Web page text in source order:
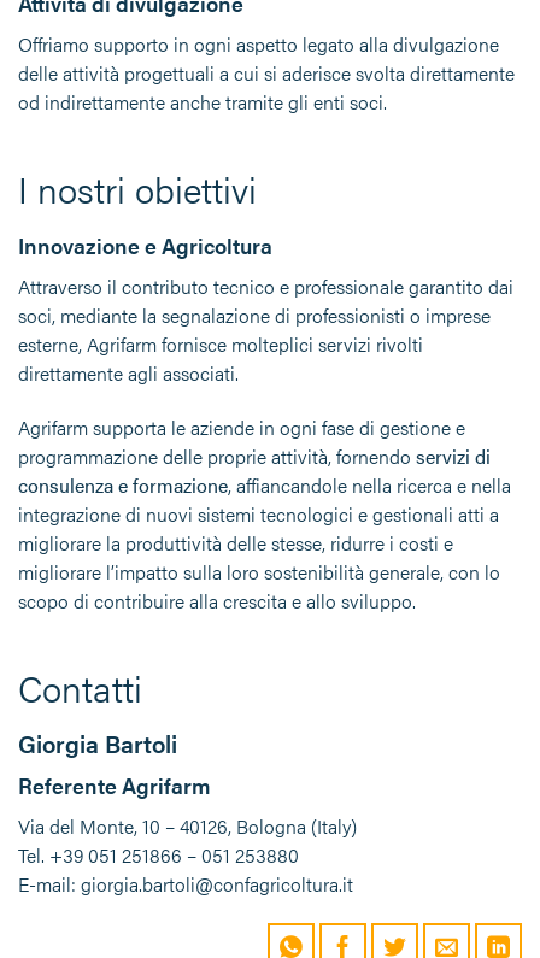
Offriamo supporto in ogni aspetto legato alla divulgazione
delle attività progettuali a cui si aderisce svolta direttamente
od indirettamente anche tramite gli enti soci.
I nostri obiettivi
Innovazione e Agricoltura
Attraverso il contributo tecnico e professionale garantito dai
soci, mediante la segnalazione di professionisti o imprese
esterne, Agrifarm fornisce molteplici servizi rivolti
direttamente agli associati.
Agrifarm supporta le aziende in ogni fase di gestione e
programmazione delle proprie attività, fornendo servizi di
consulenza e formazione, affiancandole nella ricerca e nella
integrazione di nuovi sistemi tecnologici e gestionali atti a
migliorare la produttività delle stesse, ridurre i costi e
migliorare l’impatto sulla loro sostenibilità generale, con lo
scopo di contribuire alla crescita e allo sviluppo.
Contatti
Giorgia Bartoli
Referente Agrifarm
Via del Monte, 10 – 40126, Bologna (Italy)
Tel. +39 051 251866 – 051 253880
E-mail: giorgia.bartoli@confagricoltura.it